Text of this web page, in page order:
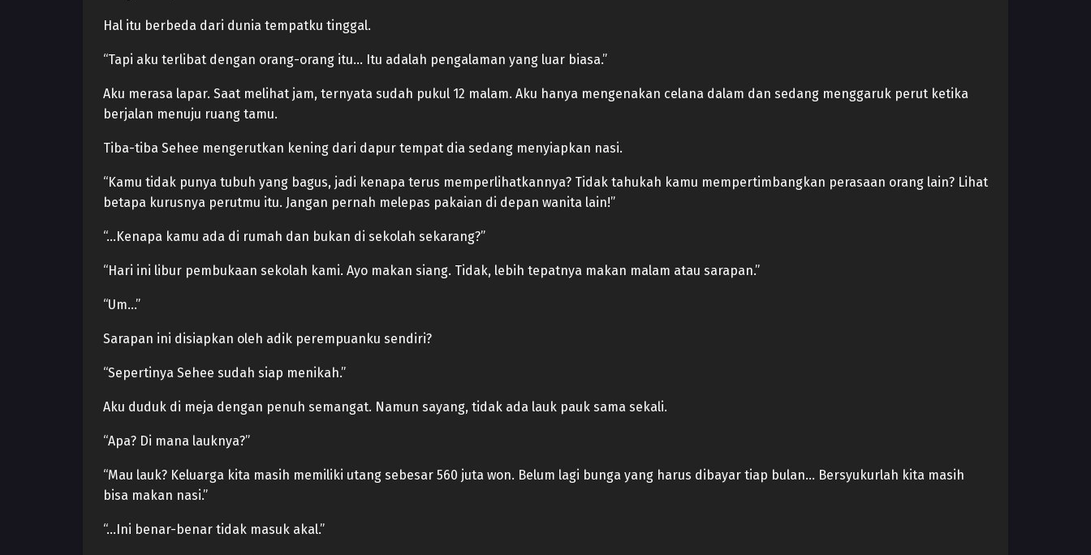
Hal itu berbeda dari dunia tempatku tinggal.
“Tapi aku terlibat dengan orang-orang itu… Itu adalah pengalaman yang luar biasa.”
Aku merasa lapar. Saat melihat jam, ternyata sudah pukul 12 malam. Aku hanya mengenakan celana dalam dan sedang menggaruk perut ketika
berjalan menuju ruang tamu.
Tiba-tiba Sehee mengerutkan kening dari dapur tempat dia sedang menyiapkan nasi.
“Kamu tidak punya tubuh yang bagus, jadi kenapa terus memperlihatkannya? Tidak tahukah kamu mempertimbangkan perasaan orang lain? Lihat
betapa kurusnya perutmu itu. Jangan pernah melepas pakaian di depan wanita lain!”
“…Kenapa kamu ada di rumah dan bukan di sekolah sekarang?”
“Hari ini libur pembukaan sekolah kami. Ayo makan siang. Tidak, lebih tepatnya makan malam atau sarapan.”
“Um…”
Sarapan ini disiapkan oleh adik perempuanku sendiri?
“Sepertinya Sehee sudah siap menikah.”
Aku duduk di meja dengan penuh semangat. Namun sayang, tidak ada lauk pauk sama sekali.
“Apa? Di mana lauknya?”
“Mau lauk? Keluarga kita masih memiliki utang sebesar 560 juta won. Belum lagi bunga yang harus dibayar tiap bulan… Bersyukurlah kita masih
bisa makan nasi.”
“…Ini benar-benar tidak masuk akal.”